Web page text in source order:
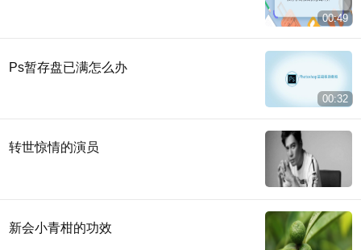
00:49
Ps暂存盘已满怎么办
00:32
转世惊情的演员
新会小青柑的功效